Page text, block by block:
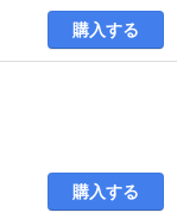
購入する
購入する